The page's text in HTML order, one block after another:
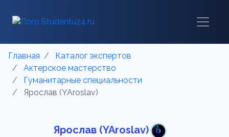
Главная
Каталог экспертов
Актерское мастерство
Гуманитарные специальности
Ярослав (YAroslav)
Ярослав (YAroslav)